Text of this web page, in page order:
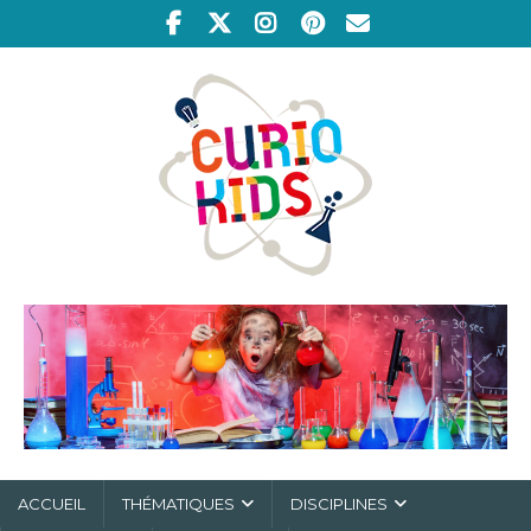
ACCUEIL THÉMATIQUES DISCIPLINES